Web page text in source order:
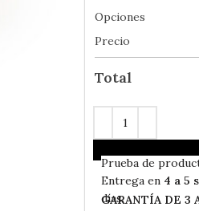
Opciones
Precio
Total
EnStock- Envío
Prueba de
Entrega en 4 a 5
días.
GARANTÍA DE 3